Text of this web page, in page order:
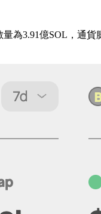
為3.91億SOL，通貨